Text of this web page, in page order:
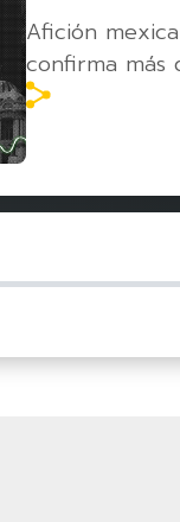
Afición
confirma más